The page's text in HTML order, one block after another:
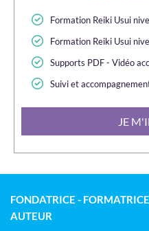
Formation Reiki Usui
Formation Reiki Usui
Supports PDF - Vidéo
Suivi et
JE
FONDATRICE -
AUTEUR